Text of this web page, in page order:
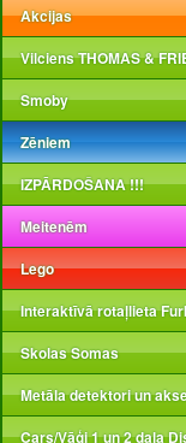
Akcijas
Vilciens THOMAS &
Smoby
Zēniem
IZPĀRDOŠANA !!!
Meitenēm
Lego
Interaktīvā rotaļlieta
Skolas Somas
Metāla detektori un
Cars/Vāģi 1 un 2 daļa